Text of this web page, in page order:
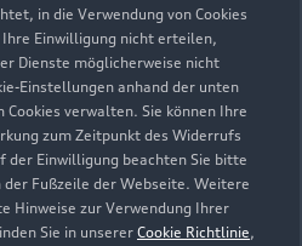
in die Verwendung von Cookies
Einwilligung nicht erteilen,
Dienste möglicherweise nicht
Einstellungen anhand der unten
verwalten. Sie können Ihre
zum Zeitpunkt des Widerrufs
der Einwilligung beachten Sie bitte
Fußzeile der Webseite. Weitere
Hinweise zur Verwendung Ihrer
Sie in unserer Cookie Richtlinie,